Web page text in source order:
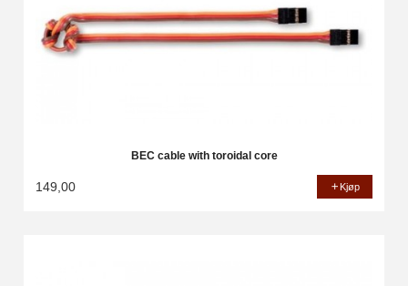
BEC cable with toroidal core
149,00 Kjøp